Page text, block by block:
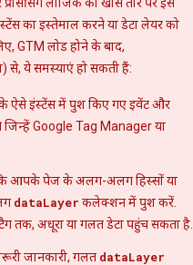
का इस्तेमाल करने या डेटा लेयर को
GTM लोड होने के बाद,
से, ये समस्याएं हो सकती हैं:
ऐसे इंस्टेंस में पुश किए गए इवेंट और
जिन्हें Google Tag Manager या
आपके पेज के अलग-अलग हिस्सों या
dataLayer कलेक्शन में पुश करें.
तक, अधूरा या गलत डेटा पहुंच सकता है.
जानकारी, गलत dataLayer